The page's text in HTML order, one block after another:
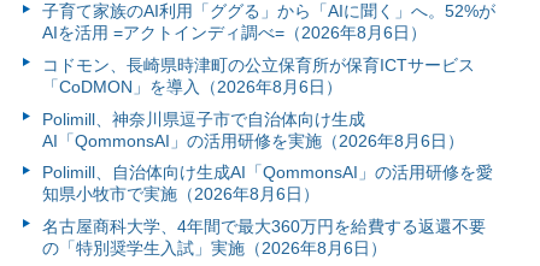
子育て家族のAI利用「ググる」から「AIに聞く」へ。52%が
AIを活用 =アクトインディ調べ=（2026年8月6日）
コドモン、長崎県時津町の公立保育所が保育ICTサービス
「CoDMON」を導入（2026年8月6日）
Polimill、神奈川県逗子市で自治体向け生成
AI「QommonsAI」の活用研修を実施（2026年8月6日）
Polimill、自治体向け生成AI「QommonsAI」の活用研修を愛
知県小牧市で実施（2026年8月6日）
名古屋商科大学、4年間で最大360万円を給費する返還不要
の「特別奨学生入試」実施（2026年8月6日）